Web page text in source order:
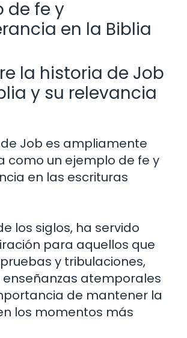
de fe y
en la Biblia
la historia de Job
y su relevancia
Job es ampliamente
como un ejemplo de fe y
en las escrituras
los siglos, ha servido
para aquellos que
y tribulaciones,
atemporales
de mantener la
los momentos más